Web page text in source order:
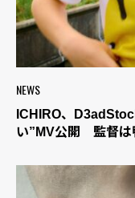
NEWS
ICHIRO、
い”MV公開 監督は